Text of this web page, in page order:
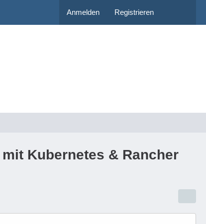
Anmelden Registrieren
Kubernetes & Rancher